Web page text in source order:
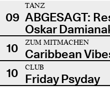
09
TANZ
ABGESAGT:
Oskar
10
ZUM MITMACHEN
Caribbean
10
CLUB
Friday Psyday